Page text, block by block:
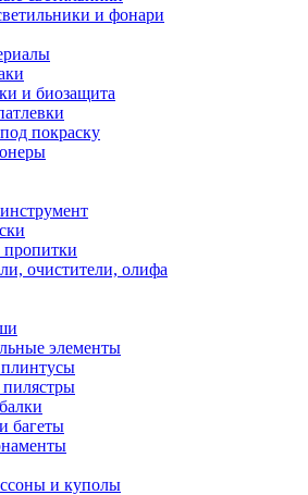
и фонари
и биозащита
покраску
очистители, олифа
элементы
багеты
и куполы